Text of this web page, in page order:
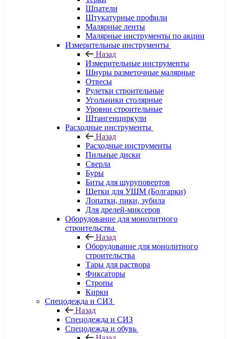
Шпатели
Штукатурные профили
Малярные ленты
Малярные инструменты по акции
Измерительные инструменты
Назад
Измерительные инструменты
Шнуры разметочные малярные
Отвесы
Рулетки строительные
Угольники столярные
Уровни строительные
Штангенциркули
Расходные инструменты
Назад
Расходные инструменты
Пильные диски
Сверла
Буры
Биты для шуруповертов
Щетки для УШМ (Болгарки)
Лопатки, пики, зубила
Для дрелей-миксеров
Оборудование для монолитного
строительства
Назад
Оборудование для монолитного
строительства
Тары для раствора
Фиксаторы
Стропы
Кирки
Спецодежда и СИЗ
Назад
Спецодежда и СИЗ
Спецодежда и обувь